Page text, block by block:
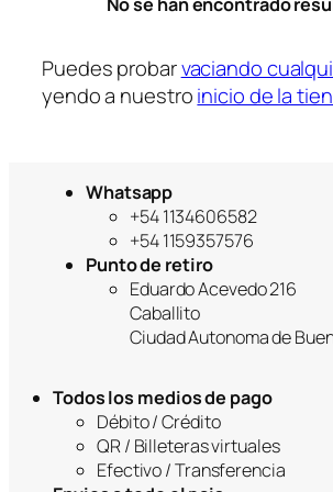
a
Puedes probarvaciando
yendo a nuestroinicio de la
Whatsapp
+54 1134606582
+54 1159357576
Punto de retiro
Eduardo Acevedo 216
Caballito
Ciudad Autonoma de
Todos los medios de pago
Débito / Crédito
QR / Billeteras virtuales
Efectivo / Transferencia